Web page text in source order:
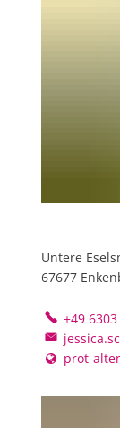
Untere
67677
+49
prot-